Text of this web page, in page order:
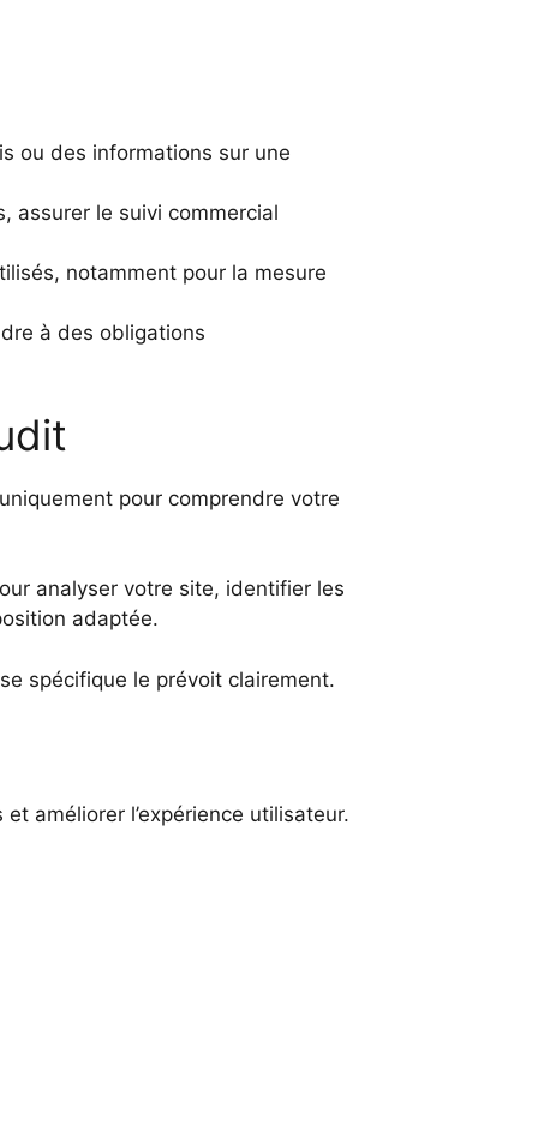
ou des informations sur une
assurer le suivi commercial
notamment pour la mesure
à des obligations
pour comprendre votre
analyser votre site, identifier les
adaptée.
spécifique le prévoit clairement.
améliorer l’expérience utilisateur.